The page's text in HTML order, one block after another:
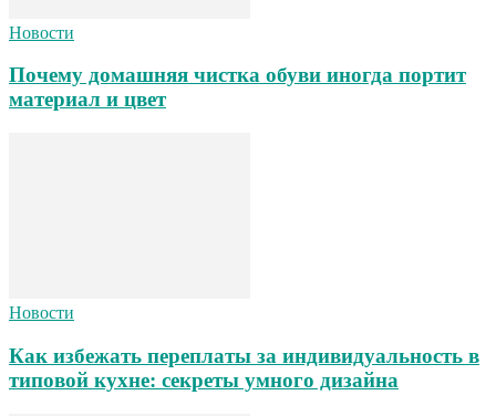
Новости
Почему домашняя чистка обуви иногда портит
материал и цвет
Новости
Как избежать переплаты за индивидуальность в
типовой кухне: секреты умного дизайна